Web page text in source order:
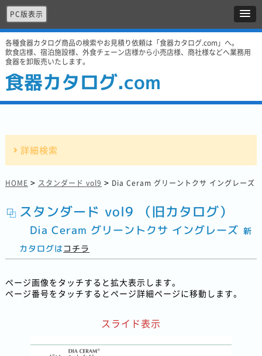
各種食器カタログ商品の検索やお見積り依頼は「食器カタログ.com」へ。
飲食店様、宿泊施設様、外食チェーン店様から小売店様、商社様などへ業務用
食器を卸販売いたします。
食器カタログ.com
PC版表示
詳細検索
HOME > スタンダード vol9 > Dia Ceram グリーントクサ イングレーズ
スタンダード vol9 （旧カタログ）
Dia Ceram グリーントクサ イングレーズ 新
カタログは コチラ
ページ画像をタッチすると拡大表示します。
ページ番号をタッチするとページ詳細ページに移動します。
スライド表示